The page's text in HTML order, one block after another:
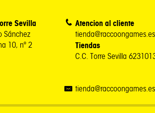
Sevilla
Sánchez
10, nº 2
Atencion al cliente
tienda@raccoongames.es
Tiendas
C.C. Torre Sevilla
tienda@raccoongames.es